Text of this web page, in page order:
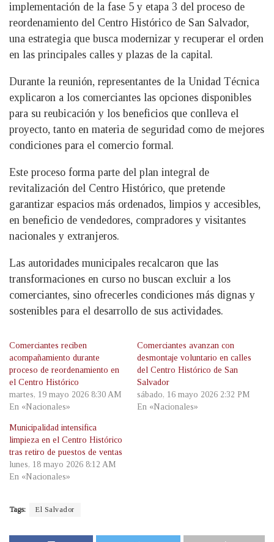
implementación de la fase 5 y etapa 3 del proceso de
reordenamiento del Centro Histórico de San Salvador,
una estrategia que busca modernizar y recuperar el orden
en las principales calles y plazas de la capital.
Durante la reunión, representantes de la Unidad Técnica
explicaron a los comerciantes las opciones disponibles
para su reubicación y los beneficios que conlleva el
proyecto, tanto en materia de seguridad como de mejores
condiciones para el comercio formal.
Este proceso forma parte del plan integral de
revitalización del Centro Histórico, que pretende
garantizar espacios más ordenados, limpios y accesibles,
en beneficio de vendedores, compradores y visitantes
nacionales y extranjeros.
Las autoridades municipales recalcaron que las
transformaciones en curso no buscan excluir a los
comerciantes, sino ofrecerles condiciones más dignas y
sostenibles para el desarrollo de sus actividades.
Comerciantes reciben
acompañamiento durante
proceso de reordenamiento en
el Centro Histórico
martes, 19 mayo 2026 8:30 AM
En «Nacionales»
Comerciantes avanzan con
desmontaje voluntario en calles
del Centro Histórico de San
Salvador
sábado, 16 mayo 2026 2:32 PM
En «Nacionales»
Municipalidad intensifica
limpieza en el Centro Histórico
tras retiro de puestos de ventas
lunes, 18 mayo 2026 8:12 AM
En «Nacionales»
Tags: El Salvador